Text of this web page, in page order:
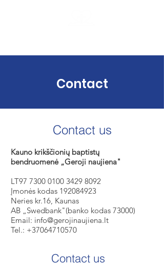
Contact
Contact us
Kauno krikščionių baptistų
bendruomenė „Geroji naujiena"
LT97 7300 0100 3429 8092
Įmonės kodas 192084923
Neries kr.16, Kaunas
AB „Swedbank"(banko kodas 73000)
Email: info@gerojinaujiena.lt
Tel.: +37064710570
Contact us